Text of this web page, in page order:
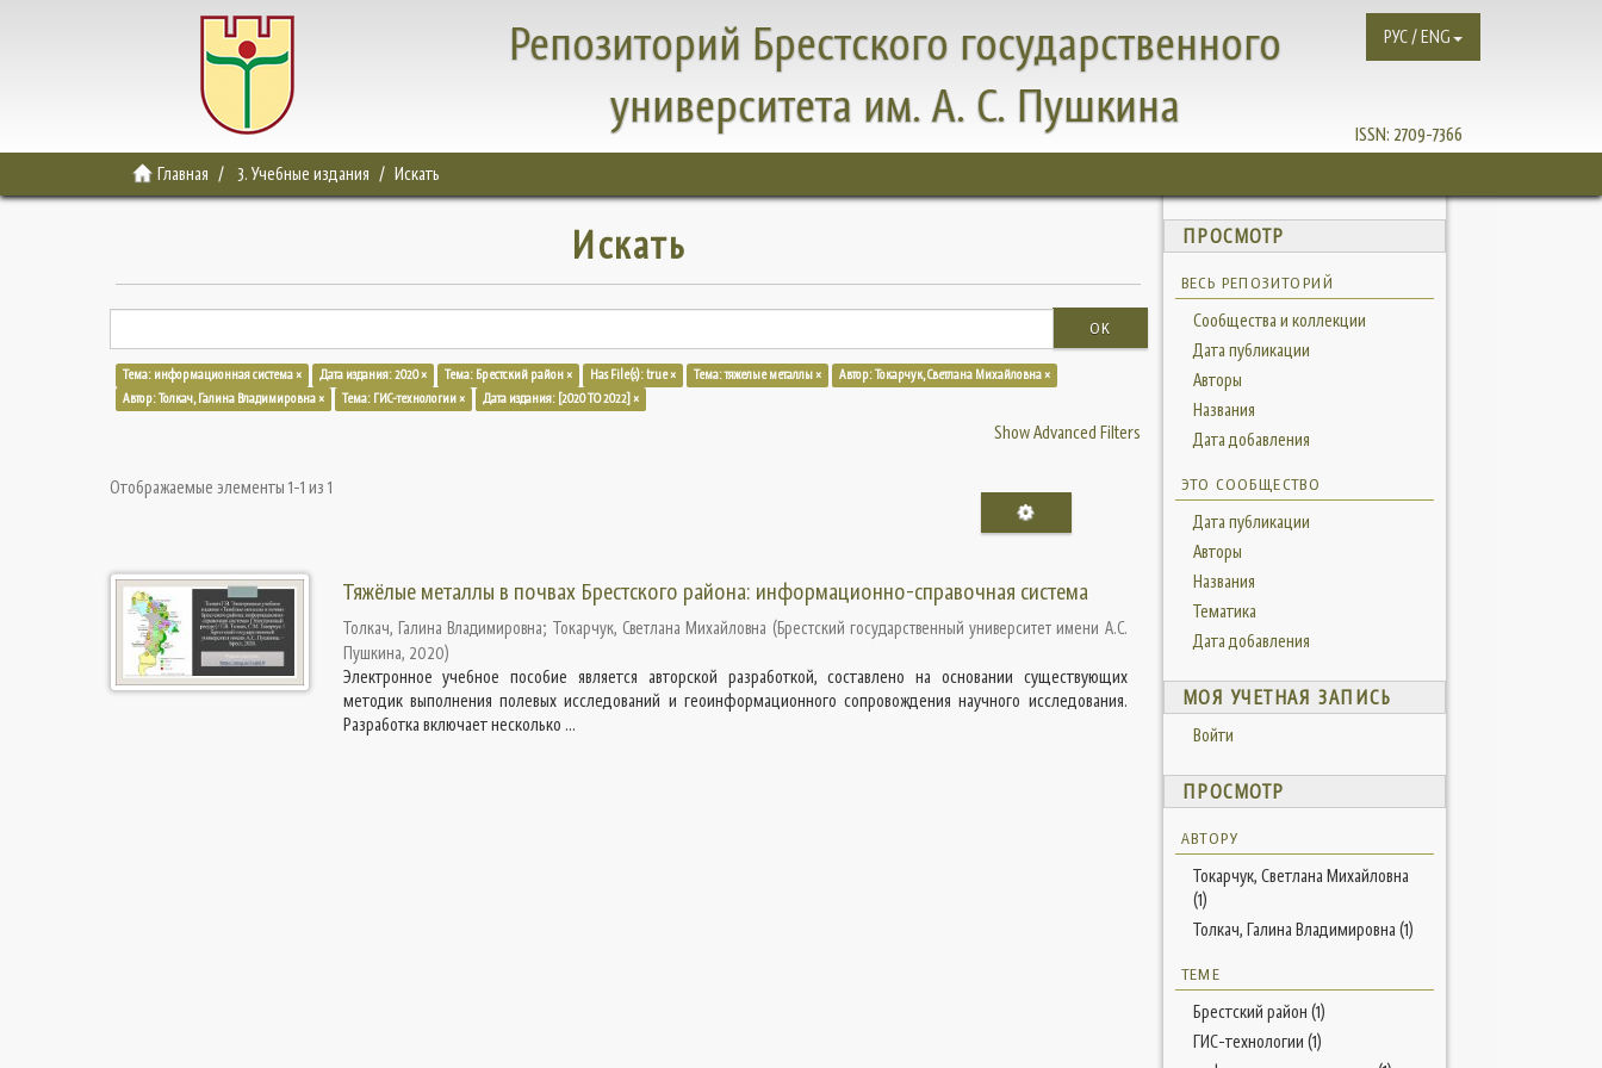
Репозиторий Брестского государственного
университета им. А. С. Пушкина
ISSN: 2709-7366
РУС / ENG
Главная 3. Учебные издания Искать
Искать
OK
Тема: информационная система × Дата издания: 2020 × Тема: Брестский район × Has File(s): true × Тема: тяжелые металлы ×
Автор: Токарчук, Светлана Михайловна ×
Автор: Толкач, Галина Владимировна ×
Тема: ГИС-технологии × Дата издания: [2020 TO 2022] ×
Show Advanced Filters
Отображаемые элементы 1-1 из 1
Тяжёлые металлы в почвах Брестского района: информационно-справочная система
Толкач, Галина Владимировна; Токарчук, Светлана Михайловна (Брестский государственный университет имени А.С.
Пушкина, 2020)
Электронное учебное пособие является авторской разработкой, составлено на основании существующих
методик выполнения полевых исследований и геоинформационного сопровождения научного исследования.
Разработка включает несколько ...
ПРОСМОТР
ВЕСЬ РЕПОЗИТОРИЙ
Сообщества и коллекции
Дата публикации
Авторы
Названия
Дата добавления
ЭТО СООБЩЕСТВО
Дата публикации
Авторы
Названия
Тематика
Дата добавления
МОЯ УЧЕТНАЯ ЗАПИСЬ
Войти
ПРОСМОТР
АВТОРУ
Токарчук, Светлана Михайловна
(1)
Толкач, Галина Владимировна (1)
ТЕМЕ
Брестский район (1)
ГИС-технологии (1)